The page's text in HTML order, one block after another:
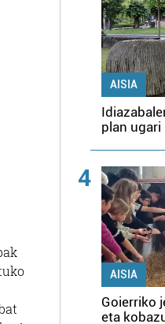
AISIA
plan ugari
4
AISIA
Goierriko
eta